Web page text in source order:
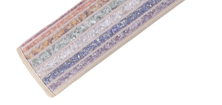
北海道・沖縄のお客様には一部送料のご負担をお願いいたします。割引サービスは一
部除外品があります。